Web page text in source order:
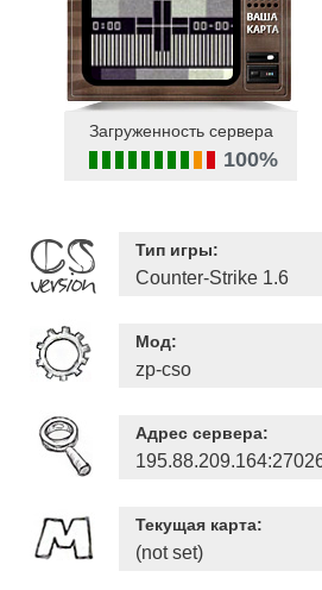
Загруженность сервера
100%
Тип игры:
Counter-Strike 1.6
Мод:
zp-cso
Адрес сервера:
Текущая карта:
(not set)